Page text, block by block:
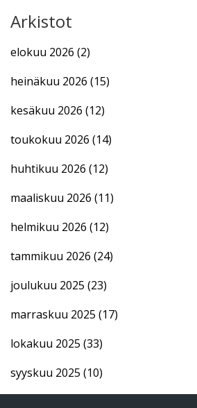
Arkistot
elokuu 2026 (2)
heinäkuu 2026 (15)
kesäkuu 2026 (12)
toukokuu 2026 (14)
huhtikuu 2026 (12)
maaliskuu 2026 (11)
helmikuu 2026 (12)
tammikuu 2026 (24)
joulukuu 2025 (23)
marraskuu 2025 (17)
lokakuu 2025 (33)
syyskuu 2025 (10)